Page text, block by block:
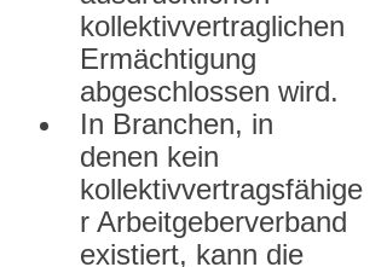
kollektivvertraglichen
Ermächtigung
abgeschlossen wird.
In Branchen, in
denen kein
kollektivvertragsfähige
r Arbeitgeberverband
existiert, kann die